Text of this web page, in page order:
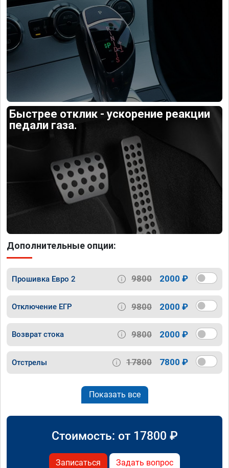
Быстрее отклик - ускорение реакции
педали газа.
Дополнительные опции:
Прошивка Евро 2 9800 2000 ₽
Отключение ЕГР 9800 2000 ₽
Возврат стока 9800 2000 ₽
Отстрелы 17800 7800 ₽
Показать все
Стоимость: от 17800 ₽
Записаться Задать вопрос